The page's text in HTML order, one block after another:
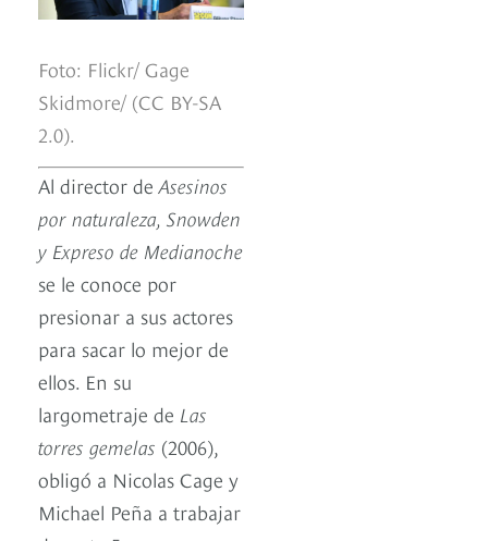
Foto: Flickr/ Gage
Skidmore/ (CC BY-SA
2.0).
Al director de Asesinos
por naturaleza, Snowden
y Expreso de Medianoche
se le conoce por
presionar a sus actores
para sacar lo mejor de
ellos. En su
largometraje de Las
torres gemelas (2006),
obligó a Nicolas Cage y
Michael Peña a trabajar